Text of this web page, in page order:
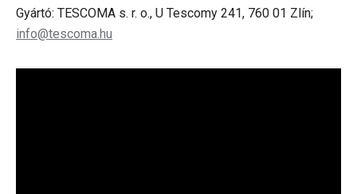
Gyártó: TESCOMA s. r. o., U Tescomy 241, 760 01 Zlín;
info@tescoma.hu